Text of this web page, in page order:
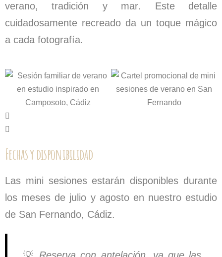
verano, tradición y mar. Este detalle
cuidadosamente recreado da un toque mágico
a cada fotografía.
Fechas y disponibilidad
Las mini sesiones estarán disponibles durante
los meses de julio y agostoen nuestro estudio
de San Fernando, Cádiz.